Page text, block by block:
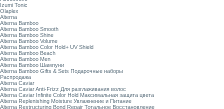
Izumi Tonic
Olaplex
Alterna
Alterna Bamboo
Alterna Bamboo Smooth
Alterna Bamboo Shine
Alterna Bamboo Volume
Alterna Bamboo Color Hold+ UV Shield
Alterna Bamboo Beach
Alterna Bamboo Men
Alterna Bamboo Шампуни
Alterna Bamboo Gifts & Sets Подарочные наборы
Распродажа
Alterna Caviar
Alterna Caviar Anti-Frizz Для разглаживания волос
Alterna Caviar Infinite Color Hold Максимальная защита цвета
Alterna Replenishing Moisture Увлажнение и Питание
Alterna Restructuring Bond Repair Тотальное Восстановление